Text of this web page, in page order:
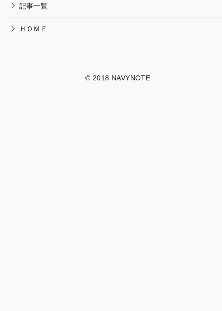
記事一覧
ＨＯＭＥ
© 2018 NAVYNOTE